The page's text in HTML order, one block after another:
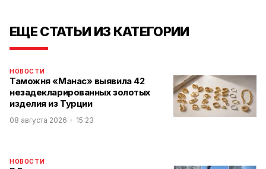
ЕЩЕ СТАТЬИ ИЗ КАТЕГОРИИ
НОВОСТИ
Таможня «Манас» выявила 42
незадекларированных золотых
изделия из Турции
08 августа 2026 15:23
НОВОСТИ